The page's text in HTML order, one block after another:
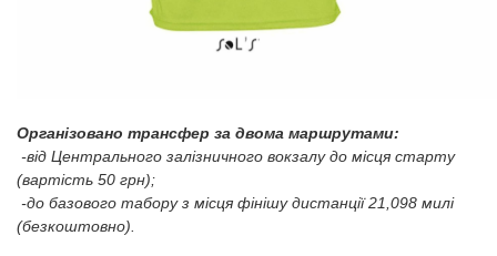
Організовано трансфер за двома маршрутами:
-від Центрального залізничного вокзалу до місця старту
(вартість 50 грн);
-до базового табору з місця фінішу дистанції 21,098 милі
(безкоштовно).